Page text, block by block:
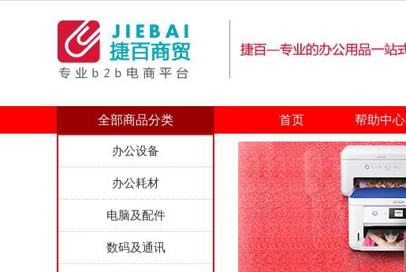
全部商品分类 首页 帮助中心
办公设备
办公耗材
电脑及配件
数码及通讯